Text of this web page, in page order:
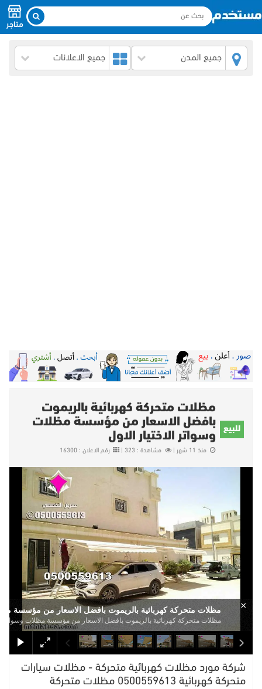
متاجر
جميع المدن جميع الاعلانات
للبيع
مظلات متحركة كهربائية بالريموت
بافضل الاسعار من مؤسسة مظلات
وسواتر الاختيار الاول
منذ 11 شهر | مشاهدة : 323 | رقم الاعلان : 16300
مظلات متحركة كهربائية بالريموت بافضل الاسعار من مؤسسة
مظلات متحركة كهربائية بالريموت بافضل الاسعار من مؤسسة مظلات وسواتر
×
شركة مورد مظلات كهربائية متحركة - مظلات سيارات
متحركة كهربائية 0500559613 مظلات متحركة